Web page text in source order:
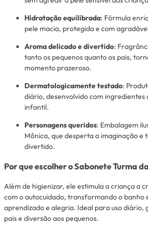
Hidratação equilibrada: Fórmula
pele macia, protegida e com
Aroma delicado e divertido:
tanto os pequenos quanto os pais,
momento prazeroso.
Dermatologicamente testado:
diário, desenvolvido com ingredientes
infantil.
Personagens queridos: Embalagem
Mônica, que desperta a imaginação e
divertido.
Por que escolher o Sabonete Turma
Além de higienizar, ele estimula a criança a
com o autocuidado, transformando o banho
aprendizado e alegria. Ideal para uso diário,
pais e diversão aos pequenos.